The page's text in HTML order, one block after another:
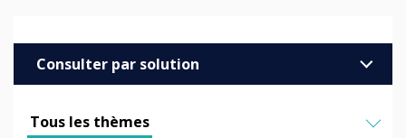
Consulter par solution
Entreprise
Tous les thèmes